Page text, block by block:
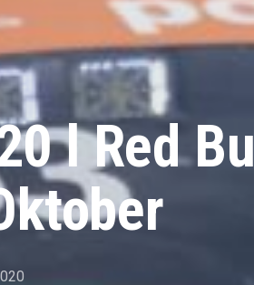
l Red Bull